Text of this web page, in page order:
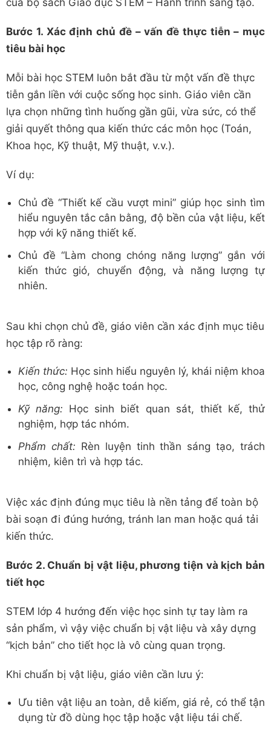
Bước 1. Xác định chủ đề – vấn đề thực tiễn – mục
tiêu bài học
Mỗi bài học STEM luôn bắt đầu từ một vấn đề thực
tiễn gắn liền với cuộc sống học sinh. Giáo viên cần
lựa chọn những tình huống gần gũi, vừa sức, có thể
giải quyết thông qua kiến thức các môn học (Toán,
Khoa học, Kỹ thuật, Mỹ thuật, v.v.).
Ví dụ:
Chủ đề “Thiết kế cầu vượt mini” giúp học sinh tìm
hiểu nguyên tắc cân bằng, độ bền của vật liệu, kết
hợp với kỹ năng thiết kế.
Chủ đề “Làm chong chóng năng lượng” gắn với
kiến thức gió, chuyển động, và năng lượng tự
nhiên.
Sau khi chọn chủ đề, giáo viên cần xác định mục tiêu
học tập rõ ràng:
Kiến thức: Học sinh hiểu nguyên lý, khái niệm khoa
học, công nghệ hoặc toán học.
Kỹ năng: Học sinh biết quan sát, thiết kế, thử
nghiệm, hợp tác nhóm.
Phẩm chất: Rèn luyện tinh thần sáng tạo, trách
nhiệm, kiên trì và hợp tác.
Việc xác định đúng mục tiêu là nền tảng để toàn bộ
bài soạn đi đúng hướng, tránh lan man hoặc quá tải
kiến thức.
Bước 2. Chuẩn bị vật liệu, phương tiện và kịch bản
tiết học
STEM lớp 4 hướng đến việc học sinh tự tay làm ra
sản phẩm, vì vậy việc chuẩn bị vật liệu và xây dựng
“kịch bản” cho tiết học là vô cùng quan trọng.
Khi chuẩn bị vật liệu, giáo viên cần lưu ý:
Ưu tiên vật liệu an toàn, dễ kiếm, giá rẻ, có thể tận
dụng từ đồ dùng học tập hoặc vật liệu tái chế.